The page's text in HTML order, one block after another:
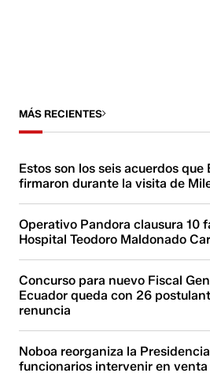
MÁS RECIENTES
Estos son los seis acuerdos
firmaron durante la visita de
Operativo Pandora clausura 10
Hospital Teodoro Maldonado
Concurso para nuevo Fiscal
Ecuador queda con 26
renuncia
Noboa reorganiza la
funcionarios intervenir en